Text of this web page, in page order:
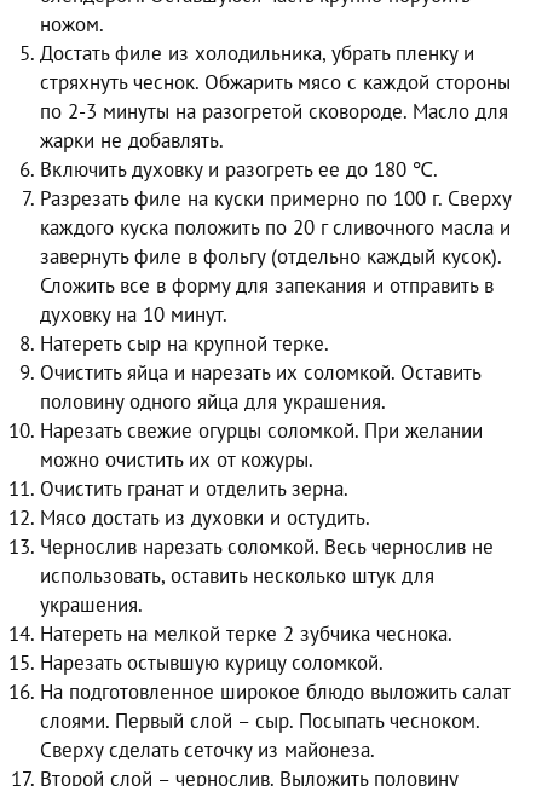
ножом.
Достать филе из холодильника, убрать пленку и
стряхнуть чеснок. Обжарить мясо с каждой стороны
по 2-3 минуты на разогретой сковороде. Масло для
жарки не добавлять.
Включить духовку и разогреть ее до 180 ℃.
Разрезать филе на куски примерно по 100 г. Сверху
каждого куска положить по 20 г сливочного масла и
завернуть филе в фольгу (отдельно каждый кусок).
Сложить все в форму для запекания и отправить в
духовку на 10 минут.
Натереть сыр на крупной терке.
Очистить яйца и нарезать их соломкой. Оставить
половину одного яйца для украшения.
Нарезать свежие огурцы соломкой. При желании
можно очистить их от кожуры.
Очистить гранат и отделить зерна.
Мясо достать из духовки и остудить.
Чернослив нарезать соломкой. Весь чернослив не
использовать, оставить несколько штук для
украшения.
Натереть на мелкой терке 2 зубчика чеснока.
Нарезать остывшую курицу соломкой.
На подготовленное широкое блюдо выложить салат
слоями. Первый слой – сыр. Посыпать чесноком.
Сверху сделать сеточку из майонеза.
Второй слой – чернослив. Выложить половину